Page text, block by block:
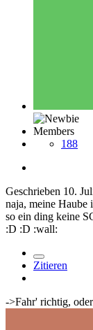
Members
188
Geschrieben 10.
naja, meine Haube
so ein ding keine
:D :D :wall:
Zitieren
->Fahr' richtig,